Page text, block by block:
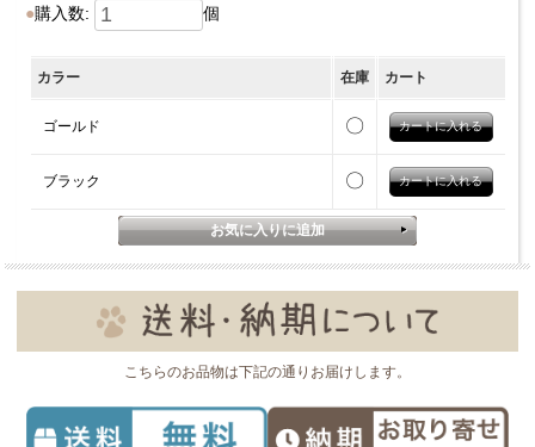
購入数: 個
カラー 在庫 カート
ゴールド 〇
ブラック 〇
こちらのお品物は下記の通りお届けします。